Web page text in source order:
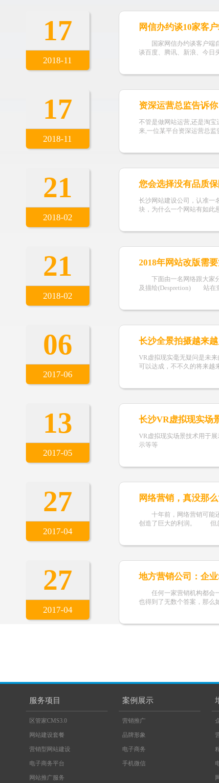
17
2018-11
网信办约谈10家客
国家网信办约谈客户端自
谈百度、腾讯、新浪、今日
17
2018-11
资深运营总监告诉
不管是做网站运营,还是淘
来,一位某平台资深运营总监
21
2018-02
您会选择没有品质
长沙网站建设公司，认准一
块，为什么一个网站有如此
21
2018-02
2018年网站改版需
下面由一名网络跟大家分
及描绘(Despretion) 站在
06
2017-06
长沙全景拍摄越来
VR虚拟现实毫无疑问是未
可以达成，不不久的将来越
13
2017-05
长沙VR虚拟现实场
VR虚拟现实场景技术用于
示等等
27
2017-04
网络营销，真没那
十年前，网络营销可能还
创造了巨大的利润。 但
27
2017-04
地方营销公司：企
任何一家营销机构都会一
也得到了无数个答案，那么
服务项目
区管家CMS3.0
网站建设套餐
营销型网站建设
电子商务平台
网站推广服务
案例展示
营销推广
品牌形象
电子商务
手机微信